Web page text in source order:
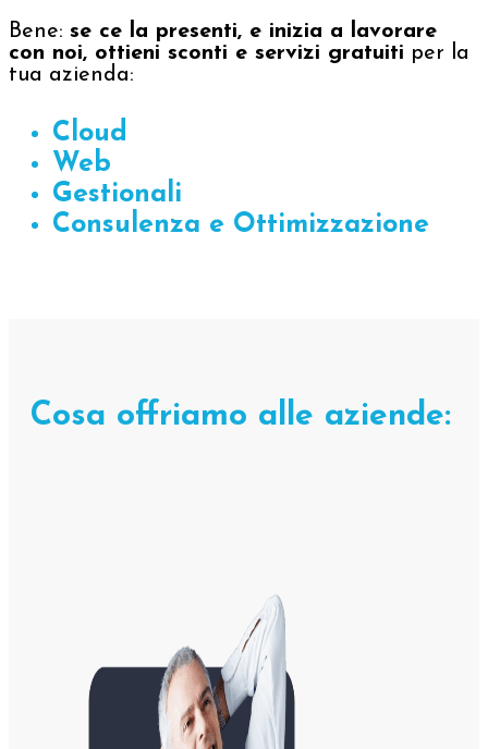
Bene: se ce la presenti, e inizia a lavorare
con noi, ottieni sconti e servizi gratuiti per la
tua azienda:
Cloud
Web
Gestionali
Consulenza e Ottimizzazione
Cosa offriamo alle aziende: